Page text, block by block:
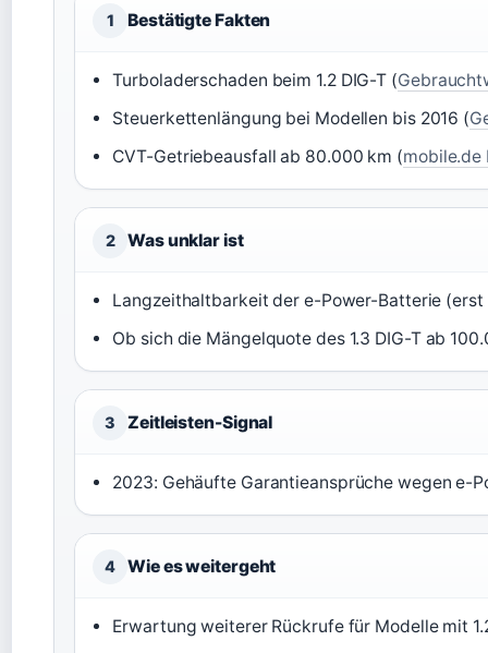
1 Bestätigte Fakten
Turboladerschaden beim 1.2 DIG-T (
Steuerkettenlängung bei Modellen bis 2016 (
CVT-Getriebeausfall ab 80.000 km (mobile.de
2 Was unklar ist
Langzeithaltbarkeit der e-Power-Batterie
Ob sich die Mängelquote des 1.3 DIG-T ab
3 Zeitleisten-Signal
2023: Gehäufte Garantieansprüche wegen e-
4 Wie es weitergeht
Erwartung weiterer Rückrufe für Modelle mit